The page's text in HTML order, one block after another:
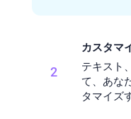
2
カスタマ
テキスト
て、あな
タマイズ